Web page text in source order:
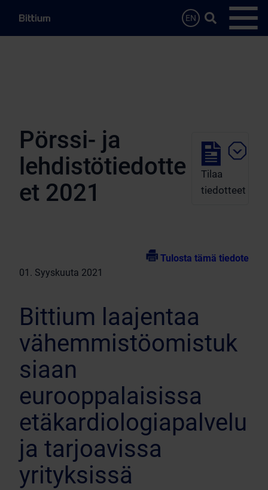
EN
Hae…
Avaa
Pörssi- ja
lehdistötiedotte
et 2021
Tilaa
tiedotteet
Tulosta tämä tiedote
01. Syyskuuta 2021
Bittium laajentaa
vähemmistöomistuk
siaan
eurooppalaisissa
etäkardiologiapalvelu
ja tarjoavissa
yrityksissä